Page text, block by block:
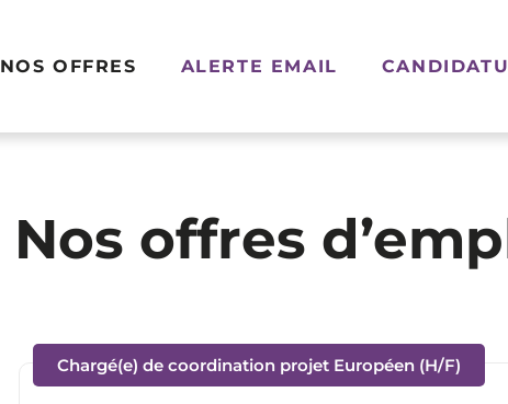
NOS OFFRES ALERTE EMAIL
Nos offres
Chargé(e) de coordination projet Européen (H/F)